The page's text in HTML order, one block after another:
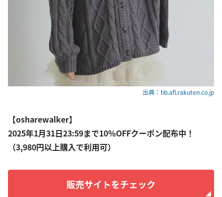
出典：hb.afl.rakuten.co.jp
【osharewalker】
2025年1月31日23:59まで10％OFFクーポン配布中！
（3,980円以上購入で利用可）
販売サイトをチェック